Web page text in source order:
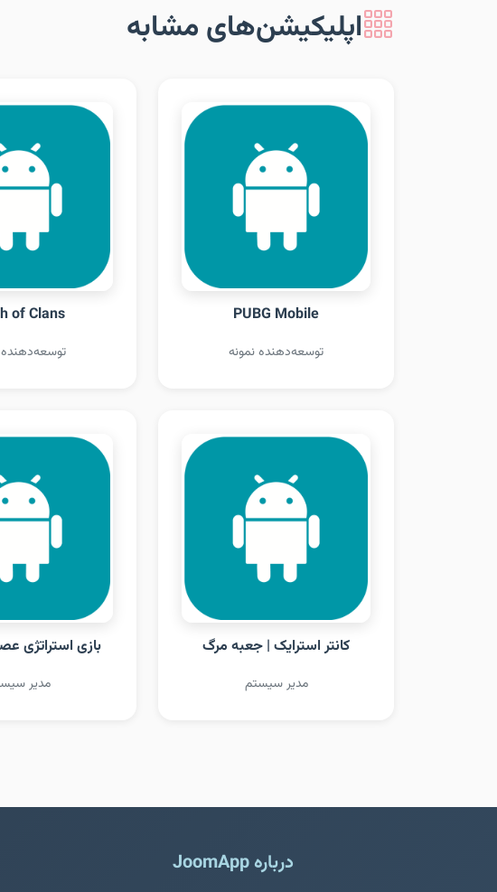
اپلیکیشن‌های مشابه
PUBG Mobile
توسعه‌دهنده نمونه
of Clans
توسعه‌دهنده
کانتر استرایک | جعبه مرگ
مدیر سیستم
بازی استراتژی
مدیر
درباره JoomApp